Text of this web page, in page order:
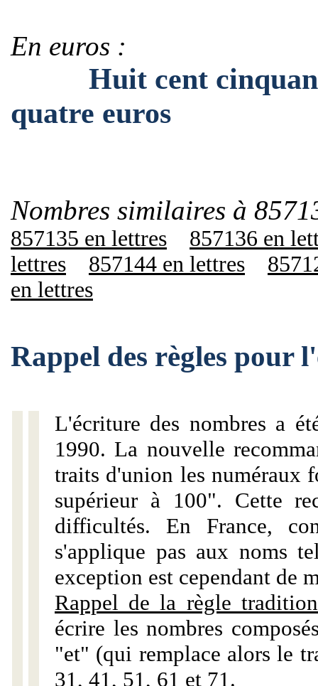
En euros :
Huit cent
quatre euros
Nombres similaires à
857135 en lettres
857136 en
lettres
857144 en lettres
en lettres
Rappel des règles pour
L'écriture des nombres a
1990. La nouvelle
traits d'union les numéraux
supérieur à 100". Cette
difficultés. En France,
s'applique pas aux noms
exception est cependant de
Rappel de la règle
écrire les nombres
"et" (qui remplace alors le
31, 41, 51, 61 et 71.